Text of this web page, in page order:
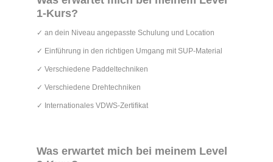
1-Kurs?
✓ an dein Niveau angepasste Schulung und Location
✓ Einführung in den richtigen Umgang mit SUP-Material
✓ Verschiedene Paddeltechniken
✓ Verschiedene Drehtechniken
✓ Internationales VDWS-Zertifikat
Was erwartet mich bei meinem Level